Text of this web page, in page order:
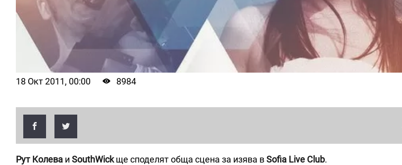
18 Окт 2011, 00:00 8984
Рут Колева и SouthWickще споделят обща сцена за изява вSofia Live Club.